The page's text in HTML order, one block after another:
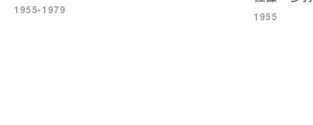
1955-1979
1955